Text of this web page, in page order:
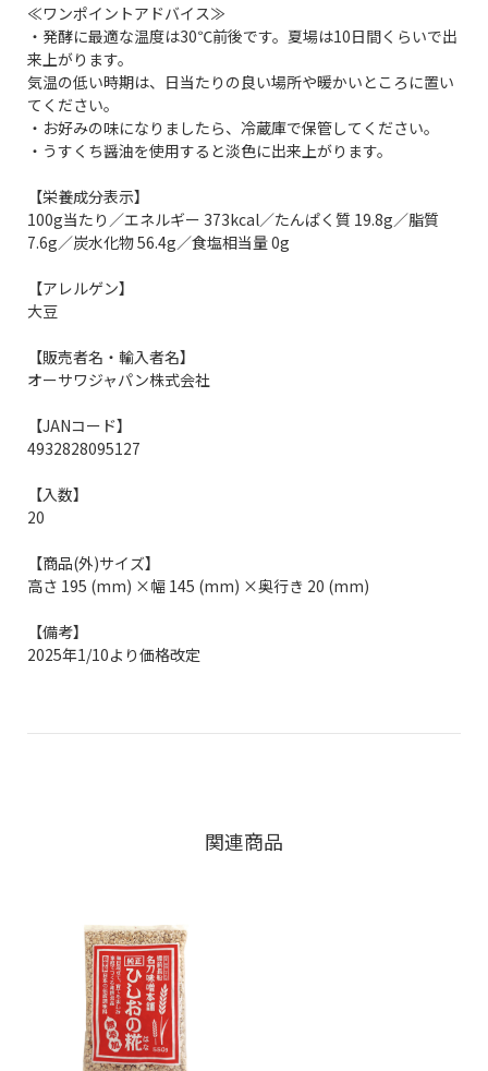
≪ワンポイントアドバイス≫
・発酵に最適な温度は30℃前後です。夏場は10日間くらいで出
来上がります。
気温の低い時期は、日当たりの良い場所や暖かいところに置い
てください。
・お好みの味になりましたら、冷蔵庫で保管してください。
・うすくち醤油を使用すると淡色に出来上がります。
【栄養成分表示】
100g当たり／エネルギー 373kcal／たんぱく質 19.8g／脂質
7.6g／炭水化物 56.4g／食塩相当量 0g
【アレルゲン】
大豆
【販売者名・輸入者名】
オーサワジャパン株式会社
【JANコード】
4932828095127
【入数】
20
【商品(外)サイズ】
高さ 195 (mm) ×幅 145 (mm) ×奥行き 20 (mm)
【備考】
2025年1/10より価格改定
関連商品